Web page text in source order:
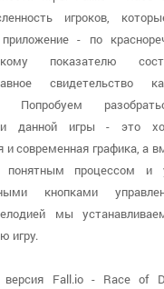
игроков,
- по
показателю
свидетельство
Попробуем
данной игры - это
и современная графика, а
процессом и
кнопками
мы
игру.
версия Fall.io - Race of